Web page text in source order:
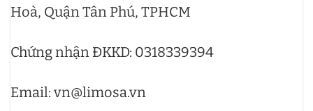
Hoà, Quận Tân Phú, TPHCM
Chứng nhận ĐKKD: 0318339394
Email: vn@limosa.vn